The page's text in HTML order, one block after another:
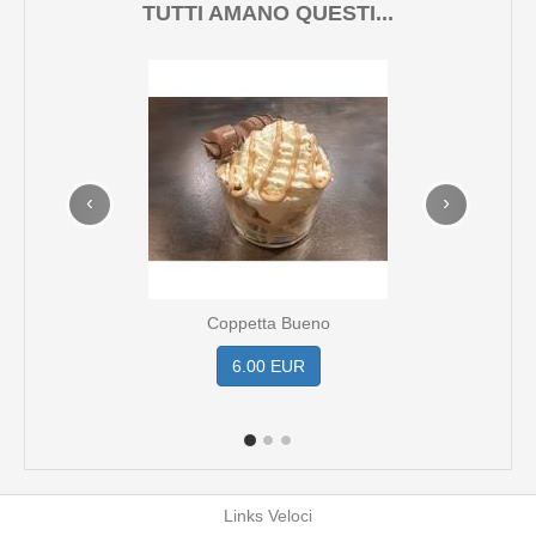
TUTTI AMANO QUESTI...
Coppetta Bueno
6.00 EUR
‹ ›
Links Veloci